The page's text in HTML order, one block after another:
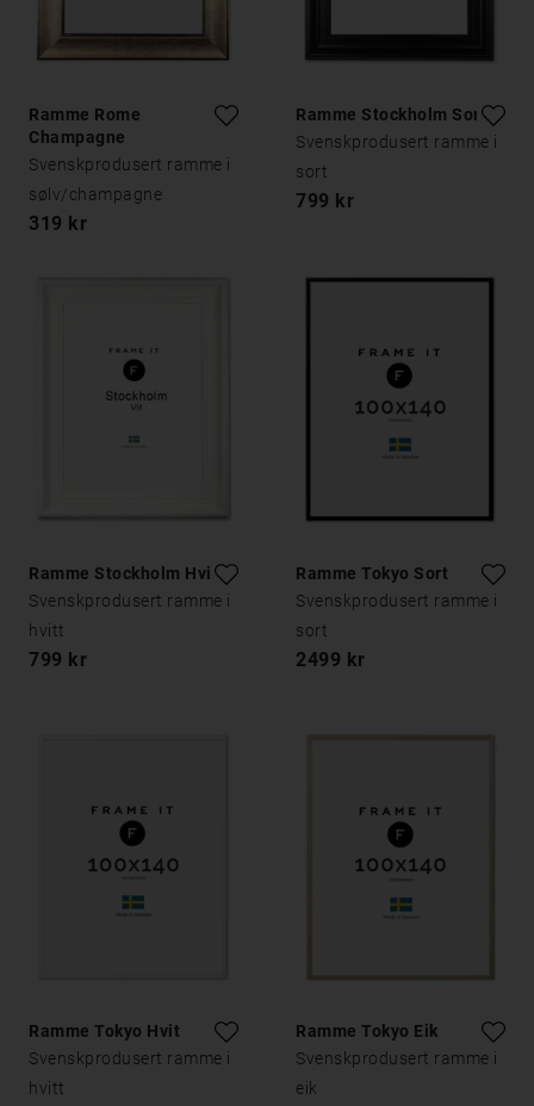
Ramme Rome
Champagne
Svenskprodusert ramme i
sølv/champagne
319 kr
Ramme Stockholm Sort
Svenskprodusert ramme i
sort
799 kr
Ramme Stockholm Hvit
Svenskprodusert ramme i
hvitt
799 kr
Ramme Tokyo Sort
Svenskprodusert ramme i
sort
2499 kr
Ramme Tokyo Hvit
Svenskprodusert ramme i
hvitt
Ramme Tokyo Eik
Svenskprodusert ramme i
eik